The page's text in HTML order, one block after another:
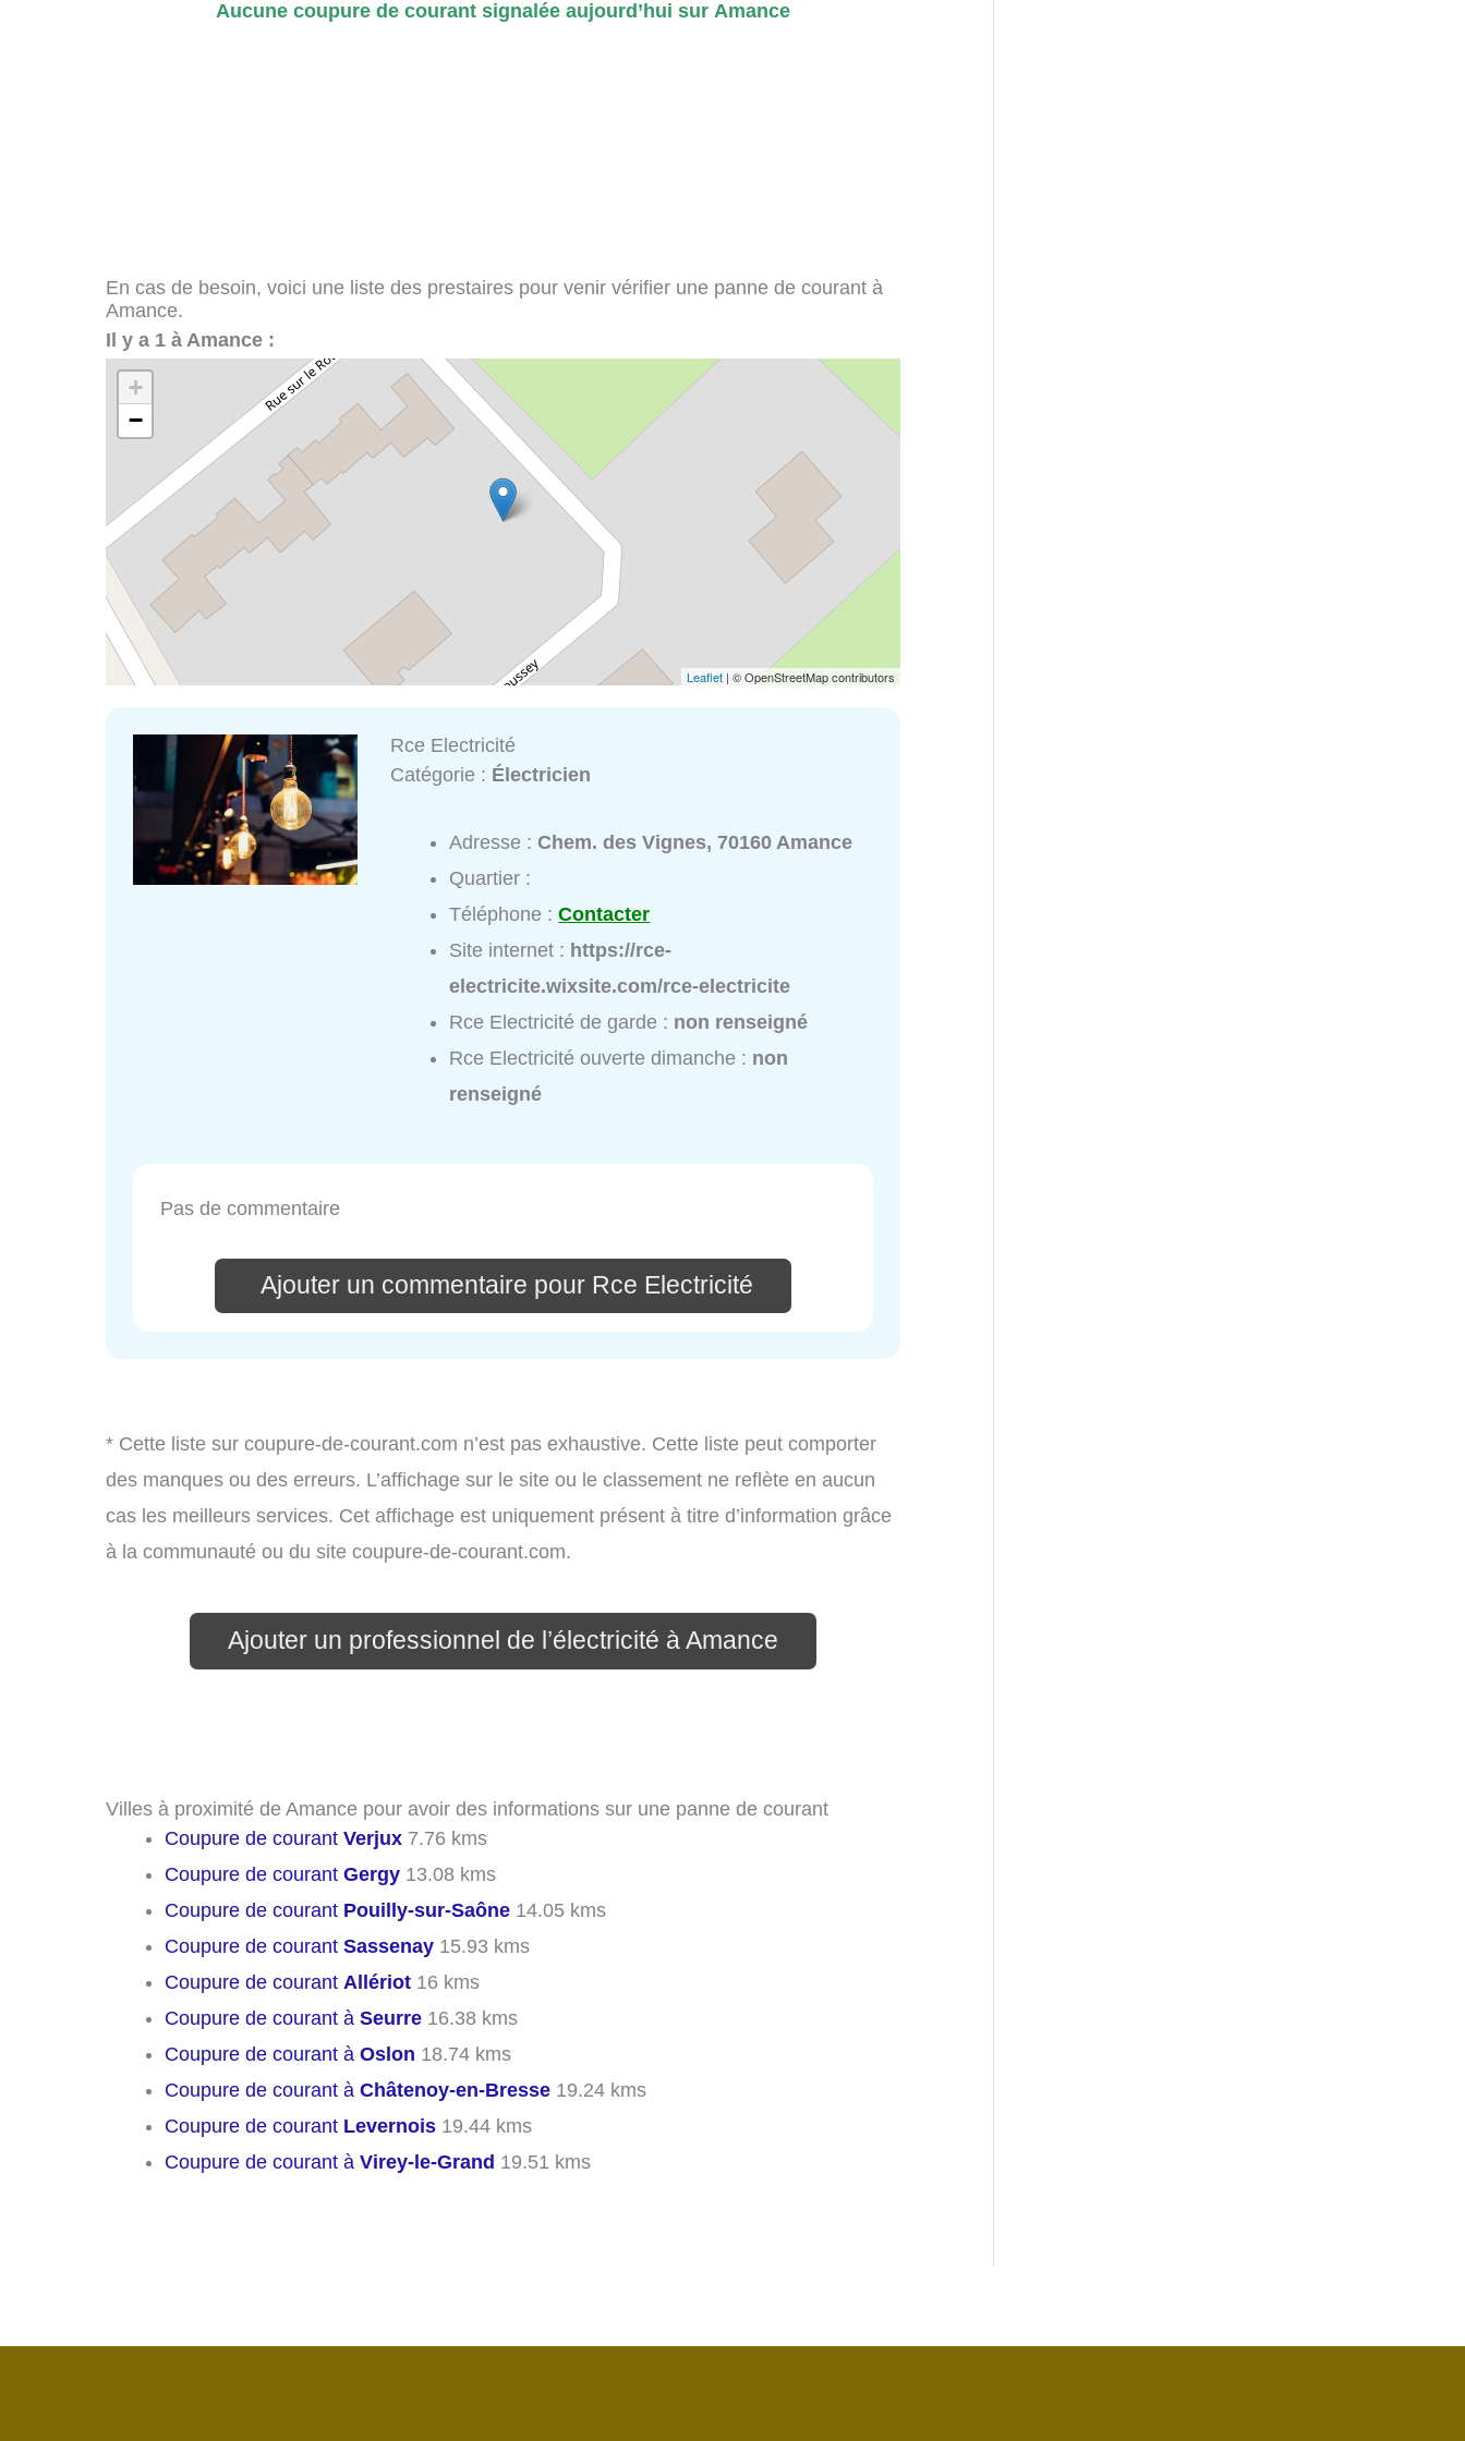
Aucune coupure de courant signalée aujourd’hui sur Amance
En cas de besoin, voici une liste des prestaires pour venir vérifier une panne de courant à
Amance.
Il y a 1 à Amance :
+
−
Leaflet | © OpenStreetMap contributors
Rce Electricité
Catégorie : Électricien
Adresse :Chem. des Vignes, 70160 Amance
Quartier :
Téléphone :Contacter
Site internet : https://rce-
electricite.wixsite.com/rce-electricite
Rce Electricité de garde : non renseigné
Rce Electricité ouverte dimanche : non
renseigné
Pas de commentaire
Ajouter un commentaire pour Rce Electricité
* Cette liste sur coupure-de-courant.com n’est pas exhaustive. Cette liste peut comporter
des manques ou des erreurs. L’affichage sur le site ou le classement ne reflète en aucun
cas les meilleurs services. Cet affichage est uniquement présent à titre d’information grâce
à la communauté ou du site coupure-de-courant.com.
Ajouter un professionnel de l’électricité à Amance
Villes à proximité de Amance pour avoir des informations sur une panne de courant
Coupure de courant Verjux 7.76 kms
Coupure de courant Gergy 13.08 kms
Coupure de courant Pouilly-sur-Saône 14.05 kms
Coupure de courant Sassenay 15.93 kms
Coupure de courant Allériot 16 kms
Coupure de courant à Seurre 16.38 kms
Coupure de courant à Oslon 18.74 kms
Coupure de courant à Châtenoy-en-Bresse 19.24 kms
Coupure de courant Levernois 19.44 kms
Coupure de courant à Virey-le-Grand 19.51 kms